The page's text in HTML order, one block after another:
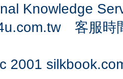
Knowledge
客服時
c 2001